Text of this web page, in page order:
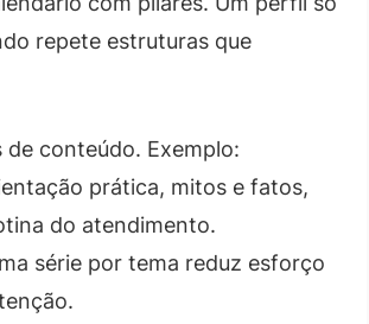
repete estruturas que
de conteúdo. Exemplo:
prática, mitos e fatos,
do atendimento.
série por tema reduz esforço